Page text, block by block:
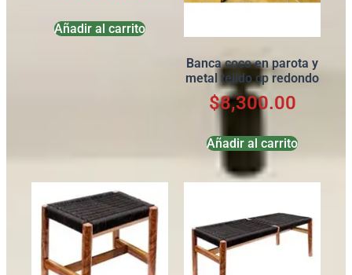
Añadir al carrito
Banca coco en parota y
metal tejido cp redondo
$8,300.00
Añadir al carrito